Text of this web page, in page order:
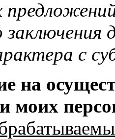
заключения
с
на
моих